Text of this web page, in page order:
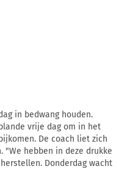
in bedwang houden.
vrije dag om in het
De coach liet zich
hebben in deze drukke
Donderdag wacht